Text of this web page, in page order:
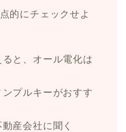
的にチェックせよ
ると、オール電化は
ンプルキーがおすす
産会社に聞く